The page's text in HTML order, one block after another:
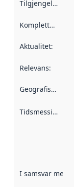
Tilgjengelighet
Kompletthet
Aktualitet:
Relevans:
Geografisk avgrensning
Tidsmessig avgrensning
I samsvar med